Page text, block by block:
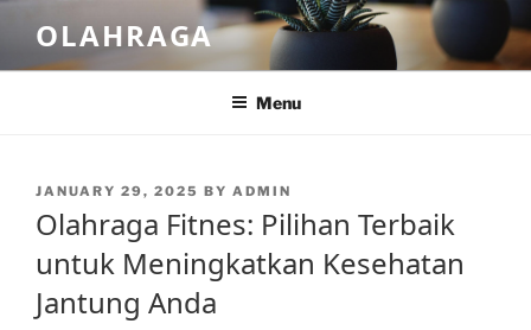
content
OLAHRAGA
Menu
POSTED
JANUARY 29, 2025 BY ADMIN
Olahraga Fitnes: Pilihan Terbaik
untuk Meningkatkan Kesehatan
Jantung Anda